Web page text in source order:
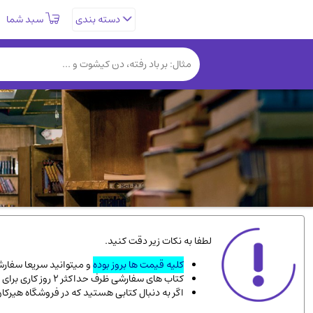
دسته بندی سبد شما
کتب نادر و کمیاب(19)
فلسفه و جامعه شناسی(151)
دانشگاهی و آموزشی(534)
ورزشی و تربیت بدنی
سیاسی(116)
کتاب های مصور رنگی و گلاسه(23)
دایره المعارف و فرهنگ
سینما و فیلم
زندگینامه شهدا
لطفا به نکات زیر دقت کنید.
کلیه قیمت ها بروز بودهو میتوانید سریعا
کتاب های سفارشی ظرف حداکثر 2 روز کاری برای پست پیشتاز، و 3 روز کاری برای پست سفارشی، به دست شما میرسد.
اگر به دنبال کتابی هستید که در فروشگاه